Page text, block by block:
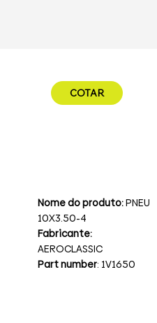
COTAR
Nome do produto:PNEU
10X3.50-4
Fabricante:
AEROCLASSIC
Part number: 1V1650